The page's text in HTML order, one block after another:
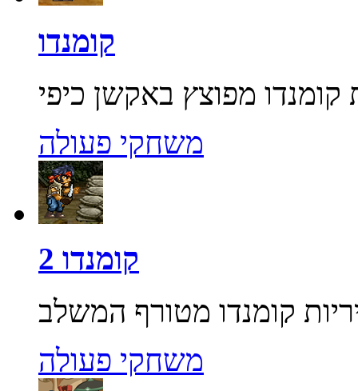
קומנדו
משחקי פעולה
קומנדו 2
משחקי פעולה